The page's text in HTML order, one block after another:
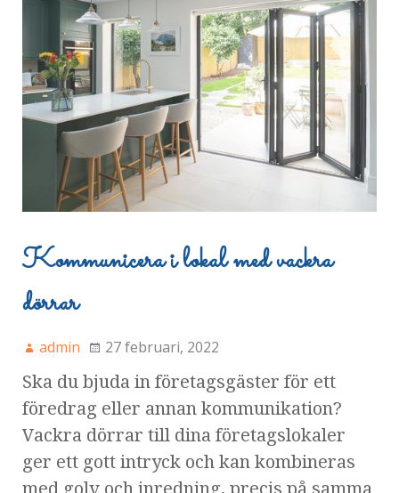
Kommunicera i lokal med vackra
dörrar
admin 27 februari, 2022
Ska du bjuda in företagsgäster för ett
föredrag eller annan kommunikation?
Vackra dörrar till dina företagslokaler
ger ett gott intryck och kan kombineras